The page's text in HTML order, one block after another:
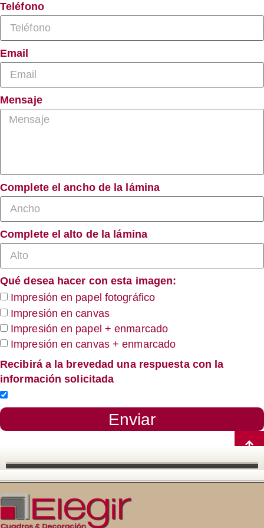
Teléfono
Email
Mensaje
Complete el ancho de la lámina
Complete el alto de la lámina
Qué desea hacer con esta imagen:
Impresión en papel fotográfico
Impresión en canvas
Impresión en papel + enmarcado
Impresión en canvas + enmarcado
Recibirá a la brevedad una respuesta con la
información solicitada
Enviar